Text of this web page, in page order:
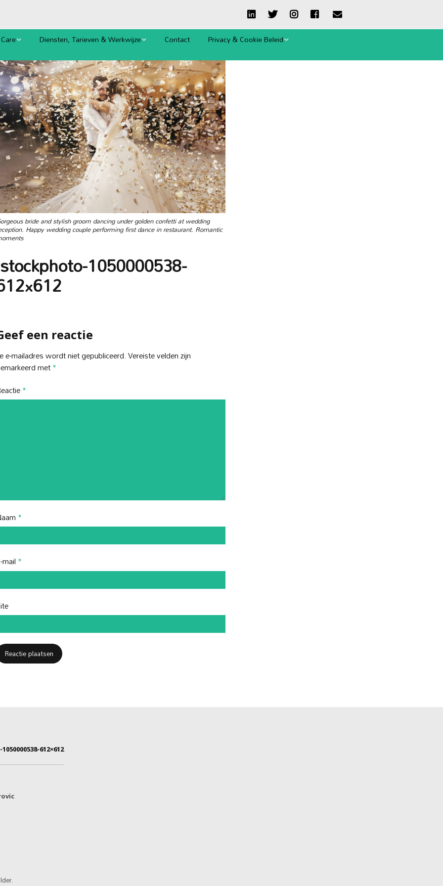
Diensten, Tarieven & Werkwijze
Afspraak (ook online)
Tarieven
Oplossingen bij Hoofdhuid- en
Haarproblemen
Biologische Kleuring en Verzorging
Permanenten Ammoniakvrij
Bruidskapsels
Contact Privacy & Cookie Beleid
Cookie-verklaring
Algemene Voorwaarden
bride and stylish groom dancing under golden confetti at wedding
Happy wedding couple performing first dance in restaurant. Romantic
1050000538-
een reactie
e-mailadres wordt niet gepubliceerd.Vereiste velden zijn
met*
*
*
mail *
612×612